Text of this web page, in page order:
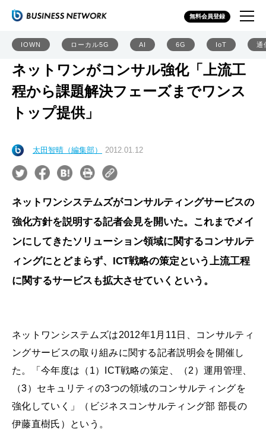
無料会員登録
IOWN ローカル5G AI 6G IoT 通
ネットワンがコンサル強化「上流工
程から課題解決フェーズまでワンス
トップ提供」
太田智晴（編集部） 2012.01.12
ネットワンシステムズがコンサルティングサービスの
強化方針を説明する記者会見を開いた。これまでメイ
ンにしてきたソリューション領域に関するコンサルテ
ィングにとどまらず、ICT戦略の策定という上流工程
に関するサービスも拡大させていくという。
ネットワンシステムズは2012年1月11日、コンサルティ
ングサービスの取り組みに関する記者説明会を開催し
た。「今年度は（1）ICT戦略の策定、（2）運用管理、
（3）セキュリティの3つの領域のコンサルティングを
強化していく」（ビジネスコンサルティング部 部長の
伊藤直樹氏）という。